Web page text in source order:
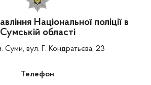
Національної поліції в
Сумській області
Суми, вул. Г. Кондратьєва, 23
Телефон